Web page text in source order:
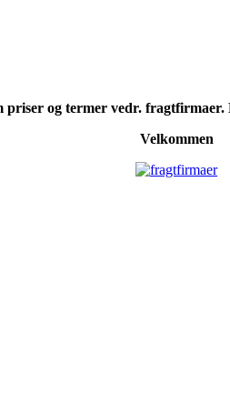
og termer vedr.
Velkommen